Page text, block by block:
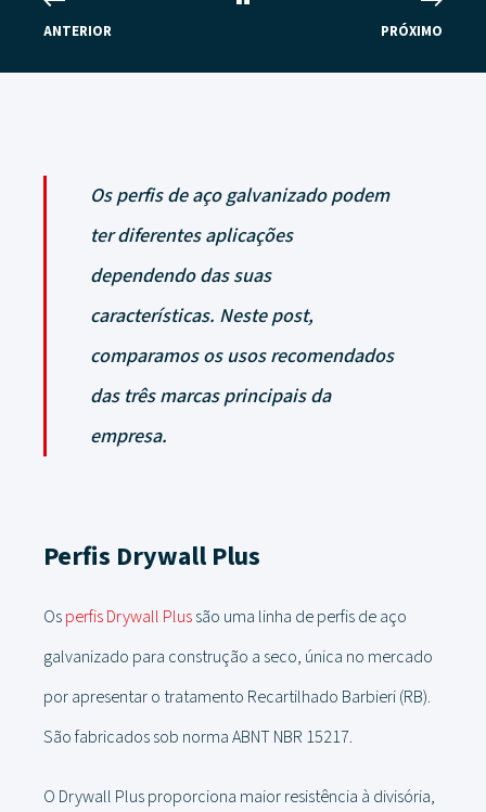
ANTERIOR PRÓXIMO
Os perfis de aço galvanizado podem
ter diferentes aplicações
dependendo das suas
características. Neste post,
comparamos os usos recomendados
das três marcas principais da
empresa.
Perfis Drywall Plus
Osperfis Drywall Plussão uma linha de perfis de aço
galvanizado para construção a seco, única no mercado
por apresentar o tratamento Recartilhado Barbieri (RB).
São fabricados sob norma ABNT NBR 15217.
O Drywall Plus proporciona maior resistência à divisória,